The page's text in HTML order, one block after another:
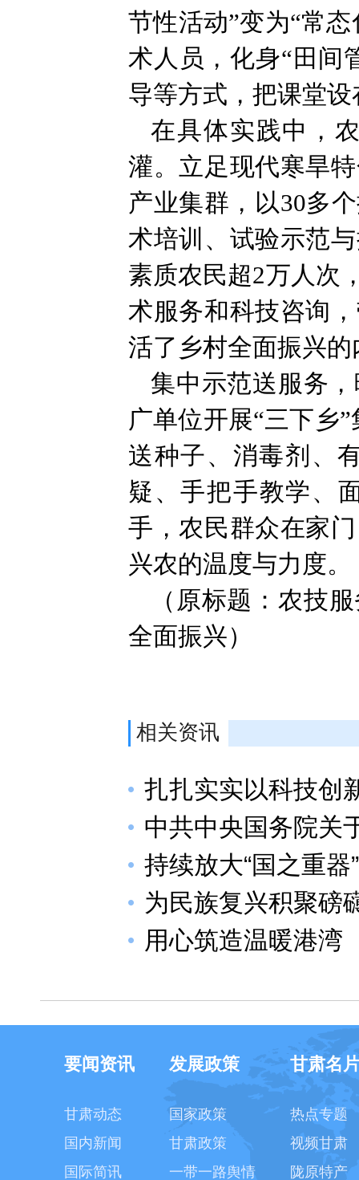
节性活动”变为“常
术人员，化身“田间
导等方式，把课堂
在具体实践中，
灌。立足现代寒旱
产业集群，以30多
术培训、试验示范
素质农民超2万人次
术服务和科技咨询
活了乡村全面振兴
集中示范送服务
广单位开展“三下乡
送种子、消毒剂、
疑、手把手教学、
手，农民群众在家
兴农的温度与力度。
（原标题：农技
全面振兴）
相关资讯
扎扎实实以科技创
中共中央国务院关
持续放大“国之重器
为民族复兴积聚磅
用心筑造温暖港湾
要闻资讯
甘肃动态
国内新闻
国际简讯
发展政策
国家政策
甘肃政策
一带一路舆情
甘肃名
热点专题
视频甘肃
陇原特产